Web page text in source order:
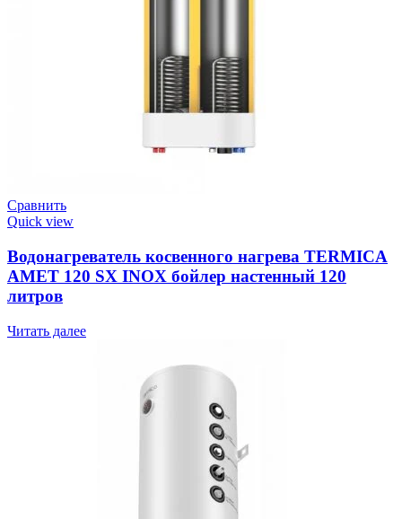
Сравнить
Quick view
Водонагреватель косвенного нагрева TERMICA
AMET 120 SX INOX бойлер настенный 120
литров
Читать далее